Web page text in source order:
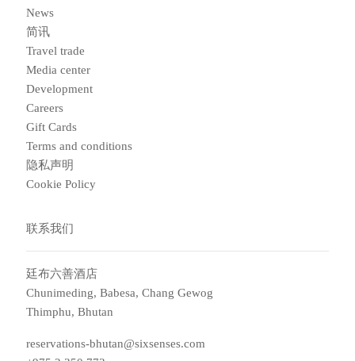
News
简讯
Travel trade
Media center
Development
Careers
Gift Cards
Terms and conditions
隐私声明
Cookie Policy
联系我们
廷布六善酒店
Chunimeding, Babesa, Chang Gewog​
Thimphu, Bhutan​
reservations-bhutan@sixsenses.com